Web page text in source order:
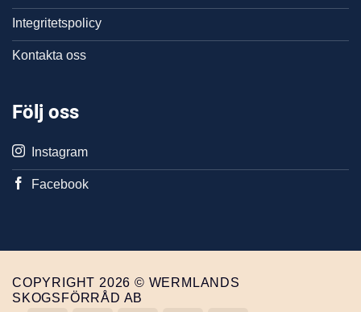
Integritetspolicy
Kontakta oss
Följ oss
Instagram
Facebook
COPYRIGHT 2026 © WERMLANDS
SKOGSFÖRRÅD AB